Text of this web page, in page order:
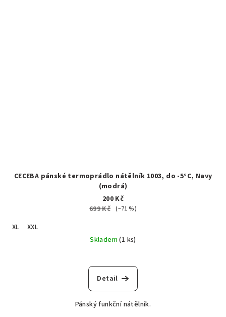
CECEBA pánské termoprádlo nátělník 1003, do -5°C, Navy
(modrá)
200 Kč
699 Kč (–71 %)
XL
XXL
Skladem(1 ks)
Detail
Pánský funkční nátělník.